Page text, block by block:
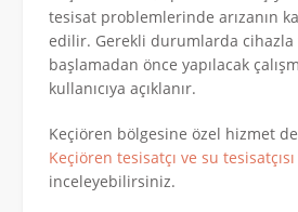
tesisat problemlerinde arızanın
edilir. Gerekli durumlarda cihazla
başlamadan önce yapılacak
kullanıcıya açıklanır.
Keçiören bölgesine özel hizmet
Keçiören tesisatçı ve su tesisatçısı
inceleyebilirsiniz.